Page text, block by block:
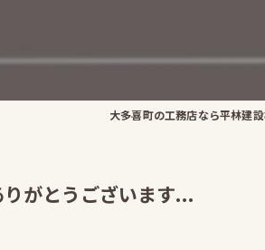
平屋
大多喜町の工務店なら平林建
がとうございます...